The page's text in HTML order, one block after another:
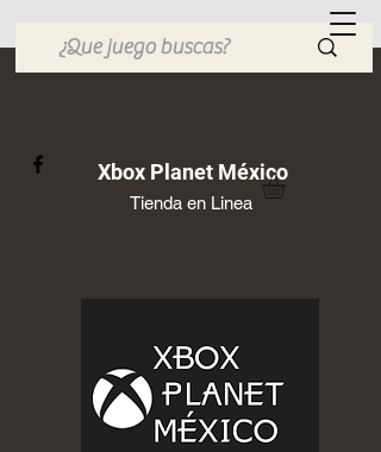
Xbox Planet México
Tienda en Linea